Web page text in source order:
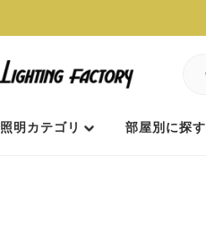
照明カテゴリ 部屋別に探す